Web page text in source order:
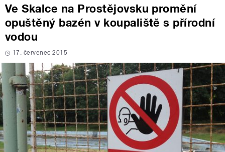
Ve Skalce na Prostějovsku promění
opuštěný bazén v koupaliště s přírodní
vodou
17. červenec 2015